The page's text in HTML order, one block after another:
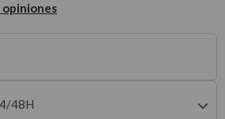
opiniones
48H